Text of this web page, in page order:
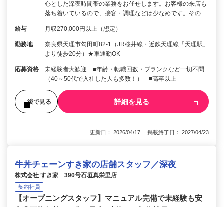
心とした深夜時間帯の業務をお任せします。お客様の来店も
落ち着いているので、接客・調理などは少なめです。その…
給与 月収270,000円以上（想定）
勤務地
奈良県天理市勾田町82-1（JR桜井線・近鉄天理線「天理駅」
より徒歩20分）★車通勤OK
応募資格
未経験者大歓迎 ■年齢・転職回数・ブランクなど一切不問
（40～50代で入社した人も多数！） ■高卒以上
後で見る 詳細を見る
更新日： 2026/04/17 掲載終了日： 2027/04/23
牛丼チェーンすき家の店舗スタッフ／深夜
株式会社 すき家 390号石垣真栄里店
契約社員
【オープニングスタッフ】マニュアル完備で未経験も安